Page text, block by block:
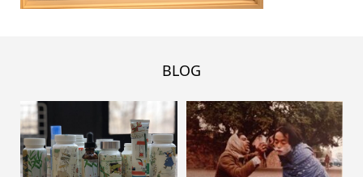
BLOG